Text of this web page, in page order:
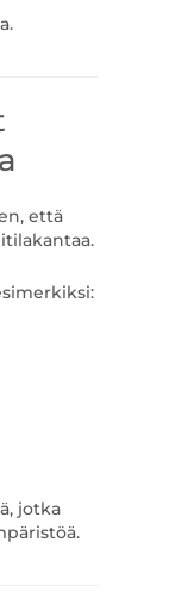
että
jotka